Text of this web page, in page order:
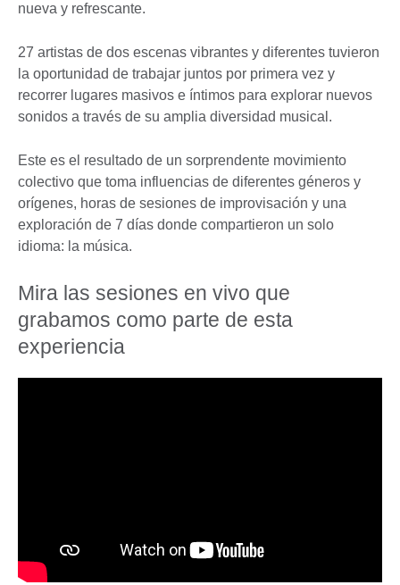
nueva y refrescante.
27 artistas de dos escenas vibrantes y diferentes tuvieron
la oportunidad de trabajar juntos por primera vez y
recorrer lugares masivos e íntimos para explorar nuevos
sonidos a través de su amplia diversidad musical.
Este es el resultado de un sorprendente movimiento
colectivo que toma influencias de diferentes géneros y
orígenes, horas de sesiones de improvisación y una
exploración de 7 días donde compartieron un solo
idioma: la música.
Mira las sesiones en vivo que
grabamos como parte de esta
experiencia